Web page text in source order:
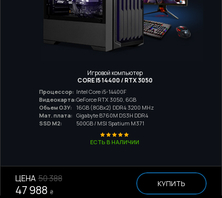
Игровой компьютер
CORE I5 14400 / RTX 3050
Процессор: Intel Core i5-14400F
Видеокарта:GeForce RTX 3050, 6GB
Обьем ОЗУ:
16GB (8GBx2) DDR4 3200 MHz
Мат. плата:
Gigabyte B760M DS3H DDR4
SSD M2:
500GB / MSI Spatium M371
ЕСТЬ В НАЛИЧИИ
ЦЕНА 50 388
47 988 ₴
КУПИТЬ